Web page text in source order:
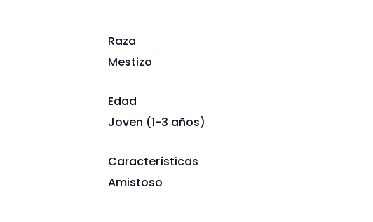
Raza
Mestizo
Edad
Joven (1-3 años)
Características
Amistoso